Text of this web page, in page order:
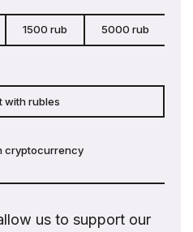
1500 rub 5000 rub
with rubles
cryptocurrency
us to support our